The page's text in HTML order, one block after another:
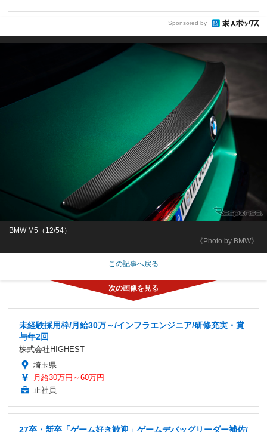
Sponsored by
《Photo by BMW》
BMW M5（12/54）
この記事へ戻る
未経験採用枠/月給30万～/インフラエンジニア/研修充実・賞
与年2回
株式会社HIGHEST
埼玉県
月給30万円～60万円
正社員
27卒・新卒「ゲーム好き歓迎」ゲームデバッグリーダー補佐/